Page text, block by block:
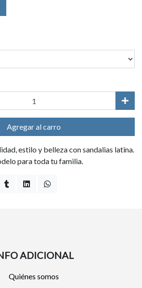
Agregar al carro
estilo y belleza con sandalias latina.
para toda tu familia.
ADICIONAL
Quiénes somos